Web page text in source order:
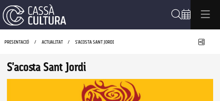
PRESENTACIÓ ACTUALITAT S'ACOSTA SANT JORDI
S'acosta Sant Jordi